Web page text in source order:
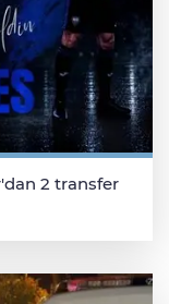
2 transfer